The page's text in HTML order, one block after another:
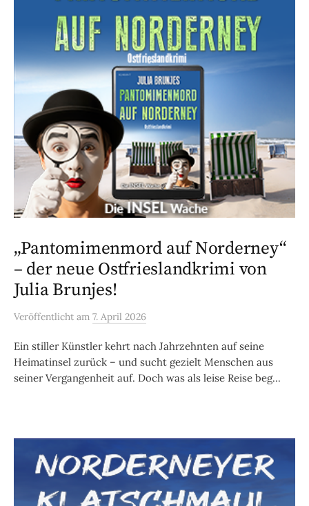
„Pantomimenmord auf Norderney“
– der neue Ostfrieslandkrimi von
Julia Brunjes!
Veröffentlicht am 7. April 2026
Ein stiller Künstler kehrt nach Jahrzehnten auf seine
Heimatinsel zurück – und sucht gezielt Menschen aus
seiner Vergangenheit auf. Doch was als leise Reise beg...